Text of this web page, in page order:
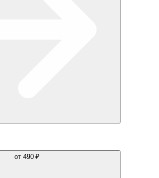
от 490 ₽